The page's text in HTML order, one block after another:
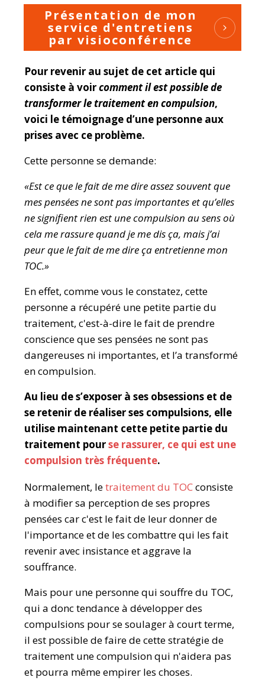
Présentation de mon
service d'entretiens
par visioconférence
Pour revenir au sujet de cet article qui
consiste à voircomment il est possible de
transformer le traitement en compulsion,
voici le témoignage d’une personne aux
prises avec ce problème.
Cette personne se demande:
«Est ce que le fait de me dire assez souvent que
mes pensées ne sont pas importantes et qu’elles
ne signifient rien est une compulsion au sens où
cela me rassure quand je me dis ça, mais j’ai
peur que le fait de me dire ça entretienne mon
TOC.»
En effet, comme vous le constatez, cette
personne a récupéré une petite partie du
traitement, c'est-à-dire le fait de prendre
conscience que ses pensées ne sont pas
dangereuses ni importantes, et l’a transformé
en compulsion.
Au lieu de s’exposer à ses obsessions et de
se retenir de réaliser ses compulsions, elle
utilise maintenant cette petite partie du
traitement pourse rassurer, ce qui est une
compulsion très fréquente.
Normalement, letraitement du TOCconsiste
à modifier sa perception de ses propres
pensées car c'est le fait de leur donner de
l'importance et de les combattre qui les fait
revenir avec insistance et aggrave la
souffrance.
Mais pour une personne qui souffre du TOC,
qui a donc tendance à développer des
compulsions pour se soulager à court terme,
il est possible de faire de cette stratégie de
traitement une compulsion qui n'aidera pas
et pourra même empirer les choses.